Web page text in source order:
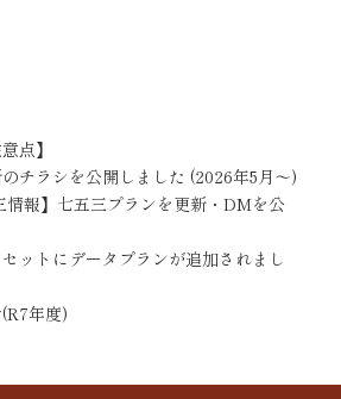
点】
チラシを公開しました (2026年5月～)
情報】七五三プランを更新・DMを公
セットにデータプランが追加されまし
年度)